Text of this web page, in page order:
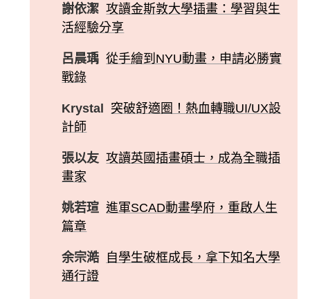
謝依潔 攻讀金斯敦大學插畫：學習與生
活經驗分享
呂晨瑀 從手繪到NYU動畫，申請必勝實
戰錄
Krystal 突破舒適圈！熱血轉職UI/UX設
計師
張以友 攻讀英國插畫碩士，成為全職插
畫家
姚若瑄 進軍SCAD動畫學府，重啟人生
篇章
余宗澔
自學生破框成長，拿下知名大學
通行證